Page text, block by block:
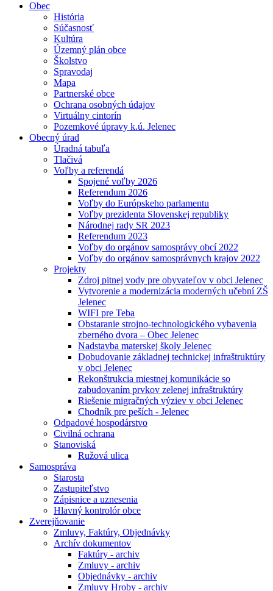
Obec
História
Súčasnosť
Kultúra
Územný plán obce
Školstvo
Spravodaj
Mapa
Partnerské obce
Ochrana osobných údajov
Virtuálny cintorín
Pozemkové úpravy k.ú. Jelenec
Obecný úrad
Úradná tabuľa
Tlačivá
Voľby a referendá
Spojené voľby 2026
Referendum 2026
Voľby do Európskeho parlamentu
Voľby prezidenta Slovenskej republiky
Národnej rady SR 2023
Referendum 2023
Voľby do orgánov samosprávy obcí 2022
Voľby do orgánov samosprávnych krajov 2022
Projekty
Zdroj pitnej vody pre obyvateľov v obci Jelenec
Vytvorenie a modernizácia moderných učební ZŠ
Jelenec
WIFI pre Teba
Obstaranie strojno-technologického vybavenia
zberného dvora – Obec Jelenec
Nadstavba materskej školy Jelenec
Dobudovanie základnej technickej infraštruktúry
v obci Jelenec
Rekonštrukcia miestnej komunikácie so
zabudovaním prvkov zelenej infraštruktúry
Riešenie migračných výziev v obci Jelenec
Chodník pre peších - Jelenec
Odpadové hospodárstvo
Civilná ochrana
Stanoviská
Ružová ulica
Samospráva
Starosta
Zastupiteľstvo
Zápisnice a uznesenia
Hlavný kontrolór obce
Zverejňovanie
Zmluvy, Faktúry, Objednávky
Archív dokumentov
Faktúry - archiv
Zmluvy - archiv
Objednávky - archiv
Zmluvy Hroby - archiv